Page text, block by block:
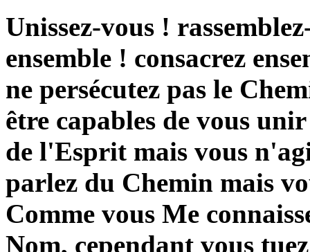
Unissez-vous !
ensemble ! consacrez
ne persécutez pas le
être capables de vous
de l'Esprit mais vous
parlez du Chemin mais
Comme vous Me
Nom, cependant vous